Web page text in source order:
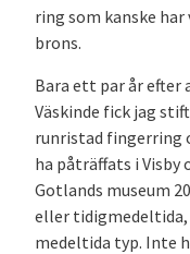
ring som kanske
brons.
Bara ett par år
Väskinde fick jag
runristad fingerring
ha påträffats i Visby
Gotlands museum
eller tidigmedeltida,
medeltida typ. Inte